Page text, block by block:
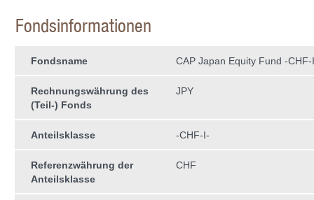
Fondsinformationen
Fondsname CAP Japan Equity Fund -CHF-
Rechnungswährung des
(Teil-) Fonds
JPY
Anteilsklasse -CHF-I-
Referenzwährung der
Anteilsklasse
CHF